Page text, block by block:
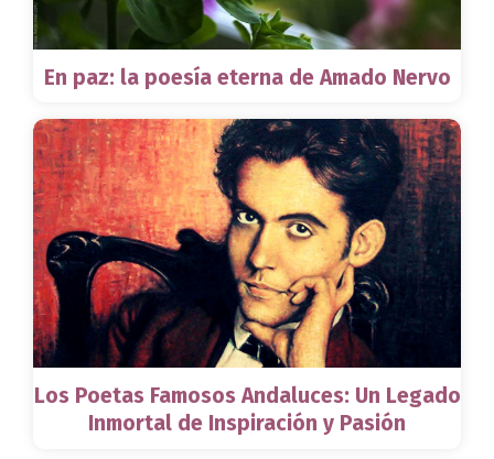
En paz: la poesía eterna de Amado Nervo
Los Poetas Famosos Andaluces: Un Legado
Inmortal de Inspiración y Pasión